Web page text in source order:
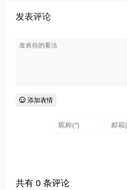
发表评论
添加表情
共有0 条评论